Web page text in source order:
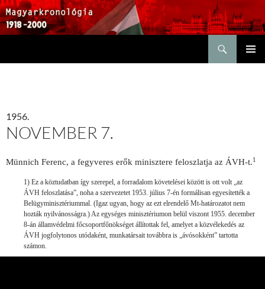
1956.
NOVEMBER 7.
Münnich Ferenc, a fegyveres erők minisztere feloszlatja az ÁVH-t.1
1) Ez a köztudatban így szerepel, a forradalom követelései között is ott volt „az
ÁVH feloszlatása”, noha a szervezetet 1953. július 7-én formálisan egyesítették a
Belügyminisztériummal. (Igaz ugyan, hogy az ezt elrendelő Mt-határozatot nem
hozták nyilvánosságra.) Az egységes minisztériumon belül viszont 1955. december
8-án államvédelmi főcsoportfőnökséget állítottak fel, amelyet a közvélekedés az
ÁVH jogfolytonos utódaként, munkatársait továbbra is „ávósokként” tartotta
számon.